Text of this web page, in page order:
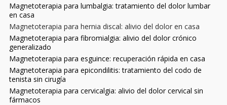
Magnetoterapia para lumbalgia: tratamiento del dolor lumbar
en casa
Magnetoterapia para hernia discal: alivio del dolor en casa
Magnetoterapia para fibromialgia: alivio del dolor crónico
generalizado
Magnetoterapia para esguince: recuperación rápida en casa
Magnetoterapia para epicondilitis: tratamiento del codo de
tenista sin cirugía
Magnetoterapia para cervicalgia: alivio del dolor cervical sin
fármacos